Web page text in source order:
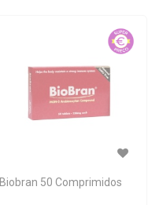
Biobran 50 Comprimidos